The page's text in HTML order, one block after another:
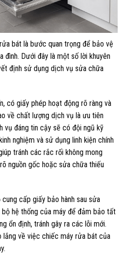
bát là bước quan trọng để bảo vệ
đình. Dưới đây là một số lời khuyên
định sử dụng dịch vụ sửa chữa
có giấy phép hoạt động rõ ràng và
về chất lượng dịch vụ là ưu tiên
vụ đáng tin cậy sẽ có đội ngũ kỹ
nghiệm và sử dụng linh kiện chính
tránh các rắc rối không mong
nguồn gốc hoặc sửa chữa thiếu
cấp giấy bảo hành sau sửa
hệ thống của máy để đảm bảo tất
ổn định, tránh gây ra các lỗi mới.
lắng về việc chiếc máy rửa bát của